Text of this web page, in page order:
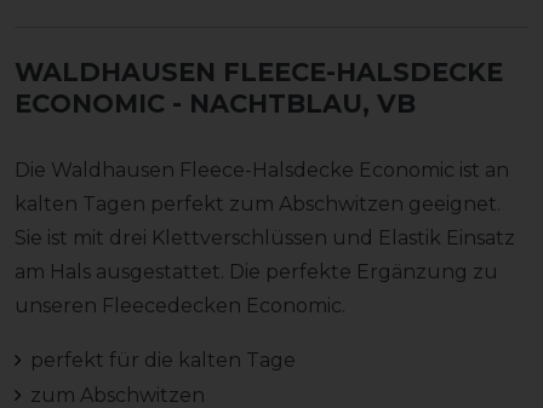
WALDHAUSEN FLEECE-HALSDECKE
ECONOMIC - NACHTBLAU, VB
Die Waldhausen Fleece-Halsdecke Economic ist an
kalten Tagen perfekt zum Abschwitzen geeignet.
Sie ist mit drei Klettverschlüssen und Elastik Einsatz
am Hals ausgestattet. Die perfekte Ergänzung zu
unseren Fleecedecken Economic.
perfekt für die kalten Tage
zum Abschwitzen